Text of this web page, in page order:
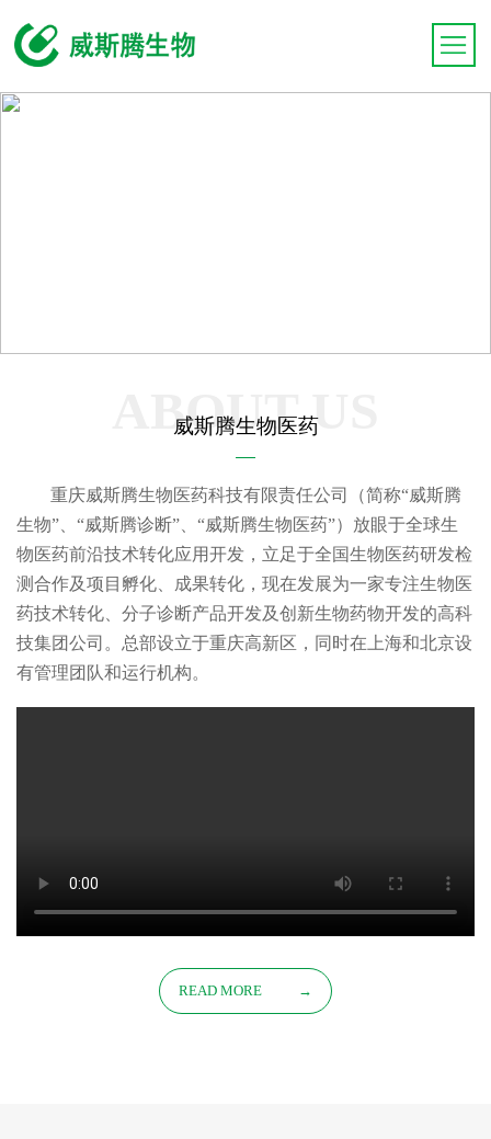
威斯腾生物医药
ABOUT US
重庆威斯腾生物医药科技有限责任公司（简称“威斯腾
生物”、“威斯腾诊断”、“威斯腾生物医药”）放眼于全球生
物医药前沿技术转化应用开发，立足于全国生物医药研发检
测合作及项目孵化、成果转化，现在发展为一家专注生物医
药技术转化、分子诊断产品开发及创新生物药物开发的高科
技集团公司。总部设立于重庆高新区，同时在上海和北京设
有管理团队和运行机构。
READ MORE →